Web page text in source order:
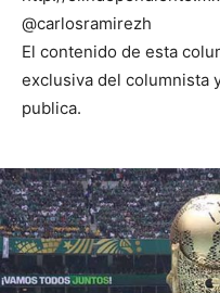
@carlosramirezh
El contenido de esta
exclusiva del columnista
publica.